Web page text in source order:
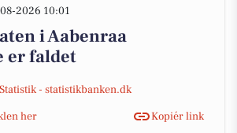
2026 10:01
i Aabenraa
er faldet
- statistikbanken.dk
her
Kopiér link